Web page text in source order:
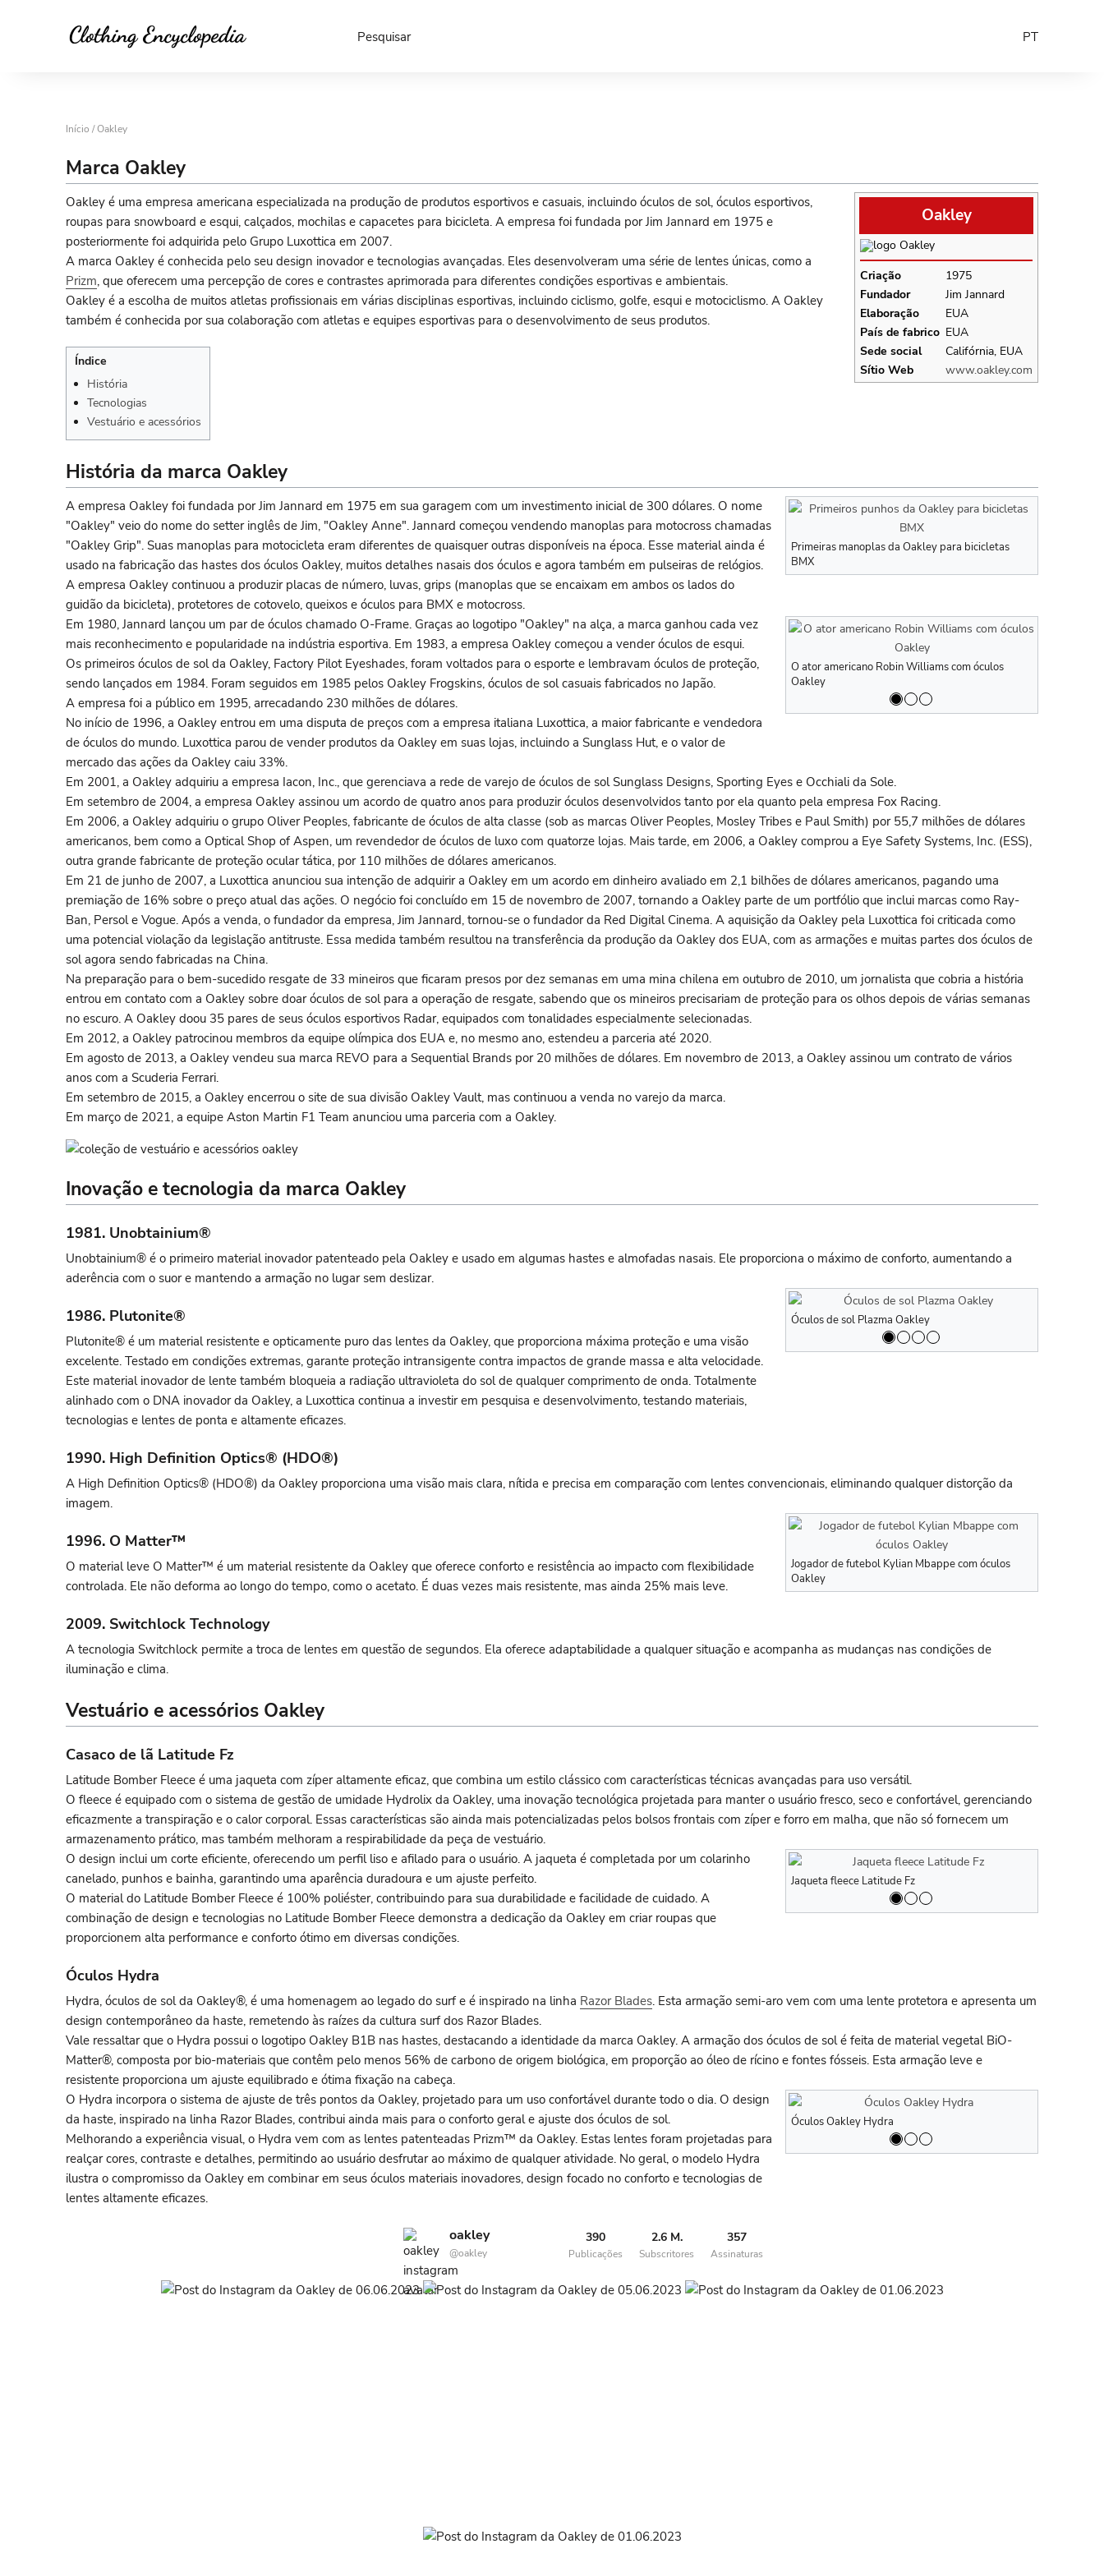
Pesquisar PT
Início / Oakley
Marca Oakley
Oakley
Criação
1975
Fundador
Jim Jannard
Elaboração
EUA
País de fabrico EUA
Sede social
Califórnia, EUA
Sítio Web
www.oakley.com
Oakley é uma empresa americana especializada na produção de produtos esportivos e casuais, incluindo óculos de sol, óculos esportivos,
roupas para snowboard e esqui, calçados, mochilas e capacetes para bicicleta. A empresa foi fundada por Jim Jannard em 1975 e
posteriormente foi adquirida pelo Grupo Luxottica em 2007.
A marca Oakley é conhecida pelo seu design inovador e tecnologias avançadas. Eles desenvolveram uma série de lentes únicas, como a
Prizm, que oferecem uma percepção de cores e contrastes aprimorada para diferentes condições esportivas e ambientais.
Oakley é a escolha de muitos atletas profissionais em várias disciplinas esportivas, incluindo ciclismo, golfe, esqui e motociclismo. A Oakley
também é conhecida por sua colaboração com atletas e equipes esportivas para o desenvolvimento de seus produtos.
Índice
História
Tecnologias
Vestuário e acessórios
História da marca Oakley
Primeiras manoplas da Oakley para bicicletas
BMX
A empresa Oakley foi fundada por Jim Jannard em 1975 em sua garagem com um investimento inicial de 300 dólares. O nome
"Oakley" veio do nome do setter inglês de Jim, "Oakley Anne". Jannard começou vendendo manoplas para motocross chamadas
"Oakley Grip". Suas manoplas para motocicleta eram diferentes de quaisquer outras disponíveis na época. Esse material ainda é
usado na fabricação das hastes dos óculos Oakley, muitos detalhes nasais dos óculos e agora também em pulseiras de relógios.
A empresa Oakley continuou a produzir placas de número, luvas, grips (manoplas que se encaixam em ambos os lados do
guidão da bicicleta), protetores de cotovelo, queixos e óculos para BMX e motocross.
O ator americano Robin Williams com óculos
Oakley
Em 1980, Jannard lançou um par de óculos chamado O-Frame. Graças ao logotipo "Oakley" na alça, a marca ganhou cada vez
mais reconhecimento e popularidade na indústria esportiva. Em 1983, a empresa Oakley começou a vender óculos de esqui.
Os primeiros óculos de sol da Oakley, Factory Pilot Eyeshades, foram voltados para o esporte e lembravam óculos de proteção,
sendo lançados em 1984. Foram seguidos em 1985 pelos Oakley Frogskins, óculos de sol casuais fabricados no Japão.
A empresa foi a público em 1995, arrecadando 230 milhões de dólares.
No início de 1996, a Oakley entrou em uma disputa de preços com a empresa italiana Luxottica, a maior fabricante e vendedora
de óculos do mundo. Luxottica parou de vender produtos da Oakley em suas lojas, incluindo a Sunglass Hut, e o valor de
mercado das ações da Oakley caiu 33%.
Em 2001, a Oakley adquiriu a empresa Iacon, Inc., que gerenciava a rede de varejo de óculos de sol Sunglass Designs, Sporting Eyes e Occhiali da Sole.
Em setembro de 2004, a empresa Oakley assinou um acordo de quatro anos para produzir óculos desenvolvidos tanto por ela quanto pela empresa Fox Racing.
Em 2006, a Oakley adquiriu o grupo Oliver Peoples, fabricante de óculos de alta classe (sob as marcas Oliver Peoples, Mosley Tribes e Paul Smith) por 55,7 milhões de dólares
americanos, bem como a Optical Shop of Aspen, um revendedor de óculos de luxo com quatorze lojas. Mais tarde, em 2006, a Oakley comprou a Eye Safety Systems, Inc. (ESS),
outra grande fabricante de proteção ocular tática, por 110 milhões de dólares americanos.
Em 21 de junho de 2007, a Luxottica anunciou sua intenção de adquirir a Oakley em um acordo em dinheiro avaliado em 2,1 bilhões de dólares americanos, pagando uma
premiação de 16% sobre o preço atual das ações. O negócio foi concluído em 15 de novembro de 2007, tornando a Oakley parte de um portfólio que inclui marcas como Ray-
Ban, Persol e Vogue. Após a venda, o fundador da empresa, Jim Jannard, tornou-se o fundador da Red Digital Cinema. A aquisição da Oakley pela Luxottica foi criticada como
uma potencial violação da legislação antitruste. Essa medida também resultou na transferência da produção da Oakley dos EUA, com as armações e muitas partes dos óculos de
sol agora sendo fabricadas na China.
Na preparação para o bem-sucedido resgate de 33 mineiros que ficaram presos por dez semanas em uma mina chilena em outubro de 2010, um jornalista que cobria a história
entrou em contato com a Oakley sobre doar óculos de sol para a operação de resgate, sabendo que os mineiros precisariam de proteção para os olhos depois de várias semanas
no escuro. A Oakley doou 35 pares de seus óculos esportivos Radar, equipados com tonalidades especialmente selecionadas.
Em 2012, a Oakley patrocinou membros da equipe olímpica dos EUA e, no mesmo ano, estendeu a parceria até 2020.
Em agosto de 2013, a Oakley vendeu sua marca REVO para a Sequential Brands por 20 milhões de dólares. Em novembro de 2013, a Oakley assinou um contrato de vários
anos com a Scuderia Ferrari.
Em setembro de 2015, a Oakley encerrou o site de sua divisão Oakley Vault, mas continuou a venda no varejo da marca.
Em março de 2021, a equipe Aston Martin F1 Team anunciou uma parceria com a Oakley.
Inovação e tecnologia da marca Oakley
1981. Unobtainium®
Unobtainium® é o primeiro material inovador patenteado pela Oakley e usado em algumas hastes e almofadas nasais. Ele proporciona o máximo de conforto, aumentando a
aderência com o suor e mantendo a armação no lugar sem deslizar.
Óculos de sol Plazma Oakley
1986. Plutonite®
Plutonite® é um material resistente e opticamente puro das lentes da Oakley, que proporciona máxima proteção e uma visão
excelente. Testado em condições extremas, garante proteção intransigente contra impactos de grande massa e alta velocidade.
Este material inovador de lente também bloqueia a radiação ultravioleta do sol de qualquer comprimento de onda. Totalmente
alinhado com o DNA inovador da Oakley, a Luxottica continua a investir em pesquisa e desenvolvimento, testando materiais,
tecnologias e lentes de ponta e altamente eficazes.
1990. High Definition Optics® (HDO®)
A High Definition Optics® (HDO®) da Oakley proporciona uma visão mais clara, nítida e precisa em comparação com lentes convencionais, eliminando qualquer distorção da
imagem.
Jogador de futebol Kylian Mbappe com óculos
Oakley
1996. O Matter™
O material leve O Matter™ é um material resistente da Oakley que oferece conforto e resistência ao impacto com flexibilidade
controlada. Ele não deforma ao longo do tempo, como o acetato. É duas vezes mais resistente, mas ainda 25% mais leve.
2009. Switchlock Technology
A tecnologia Switchlock permite a troca de lentes em questão de segundos. Ela oferece adaptabilidade a qualquer situação e acompanha as mudanças nas condições de
iluminação e clima.
Vestuário e acessórios Oakley
Casaco de lã Latitude Fz
Latitude Bomber Fleece é uma jaqueta com zíper altamente eficaz, que combina um estilo clássico com características técnicas avançadas para uso versátil.
O fleece é equipado com o sistema de gestão de umidade Hydrolix da Oakley, uma inovação tecnológica projetada para manter o usuário fresco, seco e confortável, gerenciando
eficazmente a transpiração e o calor corporal. Essas características são ainda mais potencializadas pelos bolsos frontais com zíper e forro em malha, que não só fornecem um
armazenamento prático, mas também melhoram a respirabilidade da peça de vestuário.
Jaqueta fleece Latitude Fz
O design inclui um corte eficiente, oferecendo um perfil liso e afilado para o usuário. A jaqueta é completada por um colarinho
canelado, punhos e bainha, garantindo uma aparência duradoura e um ajuste perfeito.
O material do Latitude Bomber Fleece é 100% poliéster, contribuindo para sua durabilidade e facilidade de cuidado. A
combinação de design e tecnologias no Latitude Bomber Fleece demonstra a dedicação da Oakley em criar roupas que
proporcionem alta performance e conforto ótimo em diversas condições.
Óculos Hydra
Hydra, óculos de sol da Oakley®, é uma homenagem ao legado do surf e é inspirado na linha Razor Blades. Esta armação semi-aro vem com uma lente protetora e apresenta um
design contemporâneo da haste, remetendo às raízes da cultura surf dos Razor Blades.
Vale ressaltar que o Hydra possui o logotipo Oakley B1B nas hastes, destacando a identidade da marca Oakley. A armação dos óculos de sol é feita de material vegetal BiO-
Matter®, composta por bio-materiais que contêm pelo menos 56% de carbono de origem biológica, em proporção ao óleo de rícino e fontes fósseis. Esta armação leve e
resistente proporciona um ajuste equilibrado e ótima fixação na cabeça.
Óculos Oakley Hydra
O Hydra incorpora o sistema de ajuste de três pontos da Oakley, projetado para um uso confortável durante todo o dia. O design
da haste, inspirado na linha Razor Blades, contribui ainda mais para o conforto geral e ajuste dos óculos de sol.
Melhorando a experiência visual, o Hydra vem com as lentes patenteadas Prizm™ da Oakley. Estas lentes foram projetadas para
realçar cores, contraste e detalhes, permitindo ao usuário desfrutar ao máximo de qualquer atividade. No geral, o modelo Hydra
ilustra o compromisso da Oakley em combinar em seus óculos materiais inovadores, design focado no conforto e tecnologias de
lentes altamente eficazes.
oakley
@oakley
390
Publicações
2.6 M.
Subscritores
357
Assinaturas